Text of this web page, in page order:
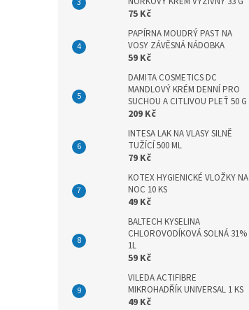
75 Kč
PAPÍRNA MOUDRÝ PAST NA
VOSY ZÁVĚSNÁ NÁDOBKA
59 Kč
DAMITA COSMETICS DC
MANDLOVÝ KRÉM DENNÍ PRO
SUCHOU A CITLIVOU PLEŤ 50 G
209 Kč
INTESA LAK NA VLASY SILNĚ
TUŽÍCÍ 500 ML
79 Kč
KOTEX HYGIENICKÉ VLOŽKY NA
NOC 10 KS
49 Kč
BALTECH KYSELINA
CHLOROVODÍKOVÁ SOLNÁ 31%
1L
59 Kč
VILEDA ACTIFIBRE
MIKROHADŘÍK UNIVERSAL 1 KS
49 Kč